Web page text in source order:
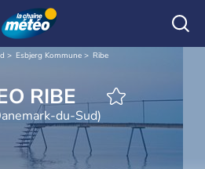
Esbjerg Kommune Ribe
METEO RIBE
du-Sud)